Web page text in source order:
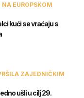
EUROPSKOM
kući se vraćaju s
ZAJEDNIČKIM
ušli u cilj 29.